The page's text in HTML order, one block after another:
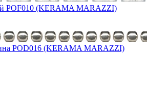
POF010 (KERAMA MARAZZI)
POD016 (KERAMA MARAZZI)